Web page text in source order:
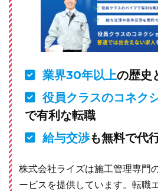
業界30年以上の歴史
役員クラスのコネク
で有利な転職
給与交渉も無料で代
株式会社ライズは施工管理専門
ービスを提供しています。転職